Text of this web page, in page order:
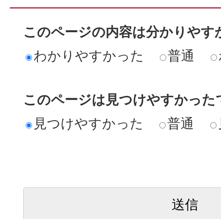
このページの内容は分かりやす
わかりやすかった
普通
このページは見つけやすかった
見つけやすかった
普通